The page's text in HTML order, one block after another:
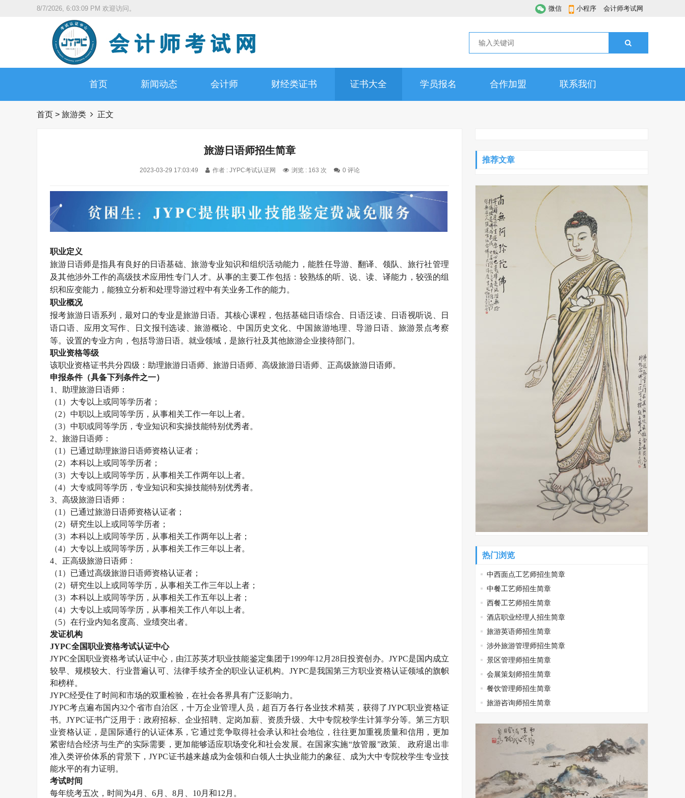
8/7/2026, 6:03:11 PM 欢迎访问。 微信 小程序 会计师考试网
首页 新闻动态 会计师 财经类证书 证书大全 学员报名 合作加盟 联系我们
首页 > 旅游类 正文
旅游日语师招生简章
2023-03-29 17:03:49 作者 : JYPC考试认证网 浏览 : 163 次 0 评论
职业定义
旅游日语师是指具有良好的日语基础、旅游专业知识和组织活动能力，能胜任导游、翻译、领队、旅行社管理
及其他涉外工作的高级技术应用性专门人才。从事的主要工作包括：较熟练的听、说、读、译能力，较强的组
织和应变能力，能独立分析和处理导游过程中有关业务工作的能力。
职业概况
报考旅游日语系列，最对口的专业是旅游日语。其核心课程，包括基础日语综合、日语泛读、日语视听说、日
语口语、应用文写作、日文报刊选读、旅游概论、中国历史文化、中国旅游地理、导游日语、旅游景点考察
等。设置的专业方向，包括导游日语。就业领域，是旅行社及其他旅游企业接待部门。
职业资格等级
该职业资格证书共分四级：助理旅游日语师、旅游日语师、高级旅游日语师、正高级旅游日语师。
申报条件（具备下列条件之一）
1
、助理旅游日语师：
（1 ）大专以上或同等学历者；
（2）中职以上或同等学历，从事相关工作一年以上者。
（3）中职或同等学历，专业知识和实操技能特别优秀者。
2 、旅游日语师：
（1 ）已通过助理旅游日语师资格认证者；
（2）本科以上或同等学历者；
（3）大专以上或同等学历，从事相关工作两年以上者。
（4）大专或同等学历，专业知识和实操技能特别优秀者。
3 、高级旅游日语师：
（1 ）已通过旅游日语师资格认证者；
（2）研究生以上或同等学历者；
（3）本科以上或同等学历，从事相关工作两年以上者；
（4）大专以上或同等学历，从事相关工作三年以上者。
4 、正高级旅游日语师：
（1 ）已通过高级旅游日语师资格认证者；
（2）研究生以上或同等学历，从事相关工作三年以上者；
（3）本科以上或同等学历，从事相关工作五年以上者；
（4）大专以上或同等学历，从事相关工作八年以上者。
（5）在行业内知名度高、业绩突出者。
发证机构
JYPC全国职业资格考试认证中心
JYPC全国职业资格考试认证中心，由江苏英才职业技能鉴定集团于1999年12 月 28日投资创办。 JYPC是国内成立
较早、规模较大、行业普遍认可、法律手续齐全的职业认证机构。 JYPC是我国第三方职业资格认证领域的旗帜
和榜样。
JYPC经受住了时间和市场的双重检验，在社会各界具有广泛影响力。
JYPC考点遍布国内32个省市自治区，十万企业管理人员，超百万各行各业技术精英，获得了JYPC职业资格证
书。JYPC证书广泛用于：政府招标、企业招聘、定岗加薪、资质升级、大中专院校学生计算学分等。第三方职
业资格认证，是国际通行的认证体系，它通过竞争取得社会承认和社会地位，往往更加重视质量和信用，更加
紧密结合经济与生产的实际需要，更加能够适应职场变化和社会发展。在国家实施“放管服”政策、 政府退出非
准入类评价体系的背景下，JYPC证书越来越成为金领和白领人士执业能力的象征、成为大中专院校学生专业技
能水平的有力证明。
考试时间
每年统考五次，时间为4月、 6月、 8月、 10月和12 月。
推荐文章
热门浏览
中西面点工艺师招生简章
中餐工艺师招生简章
西餐工艺师招生简章
酒店职业经理人招生简章
旅游英语师招生简章
涉外旅游管理师招生简章
景区管理师招生简章
会展策划师招生简章
餐饮管理师招生简章
旅游咨询师招生简章